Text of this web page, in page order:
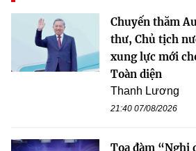
Chuyến thăm
thư, Chủ tịch
xung lực mới
Toàn diện
Thanh Lương
21:40 07/08/2026
Tọa đàm “Nghị